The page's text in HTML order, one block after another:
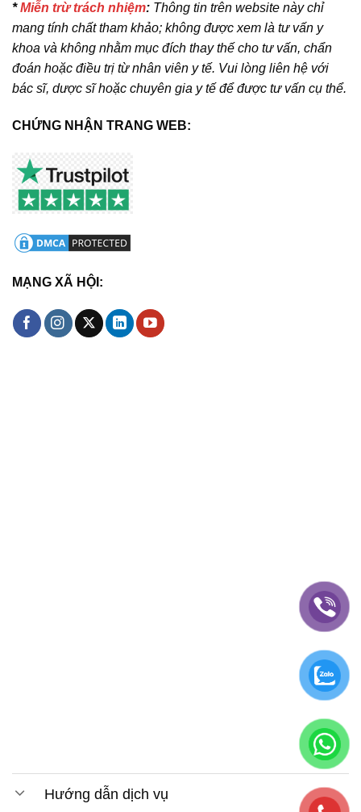
*Miễn trừ trách nhiệm: Thông tin trên website này chỉ
mang tính chất tham khảo; không được xem là tư vấn y
khoa và không nhằm mục đích thay thế cho tư vấn, chẩn
đoán hoặc điều trị từ nhân viên y tế. Vui lòng liên hệ với
bác sĩ, dược sĩ hoặc chuyên gia y tế để được tư vấn cụ thể.
CHỨNG NHẬN TRANG WEB:
MẠNG XÃ HỘI:
Hướng dẫn dịch vụ